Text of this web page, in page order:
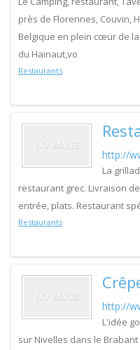
près de Florennes, Couvin,
Belgique en plein cœur de
du Hainaut,vo
Restaurants
http://
La
restaurant grec. Livraison
entrée, plats. Restaurant
Restaurants
http://
L'idée
sur Nivelles dans le